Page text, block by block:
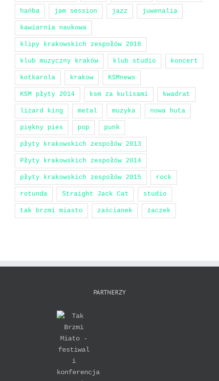
hańba jam session jazz juwenalia
kawiarnia naukowa
klipy krakowskich zespołów 2016
klub muzyczny kraków klub studio koncert
kotkarola krakow KSMnews
KSM płyty 2014 ksm za kulisami kwadrat
lizard king metal muzyka nowa huta
piękny pies pop punk
płyty krakowskich zespołów 2013
Płyty krakowskich zespołów 2014
płyty krakowskich zespołów 2015 rock
rotunda Straight Jack Cat studio
tak brzmi miasto zaścianek żaczek
PARTNERZY